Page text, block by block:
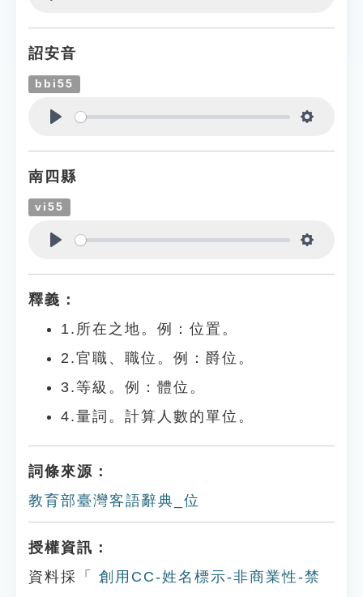
詔安音
bbi55
南四縣
vi55
釋義：
1.所在之地。例：位置。
2.官職、職位。例：爵位。
3.等級。例：體位。
4.量詞。計算人數的單位。
詞條來源：
教育部臺灣客語辭典_位
授權資訊：
資料採「
創用CC-姓名標示-非商業性-禁